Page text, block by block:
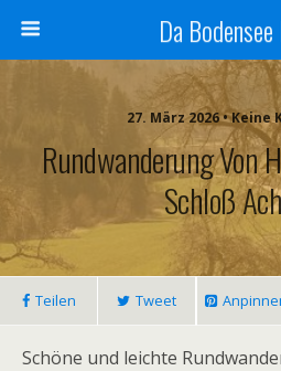
Da
27. März 2026 •
Rundwanderung Von
Schloß
Teilen Tweet
Schöne und leichte